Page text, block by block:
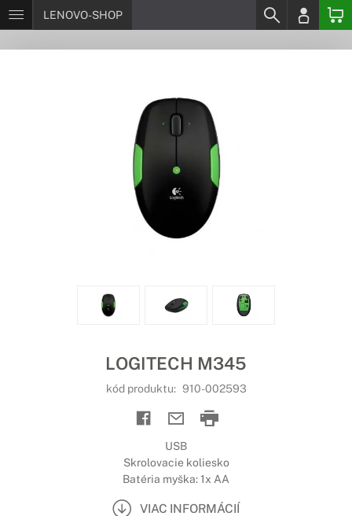
LENOVO-SHOP
LOGITECH M345
kód produktu: 910-002593
USB
Skrolovacie koliesko
Batéria myška: 1x AA
VIAC INFORMÁCIÍ